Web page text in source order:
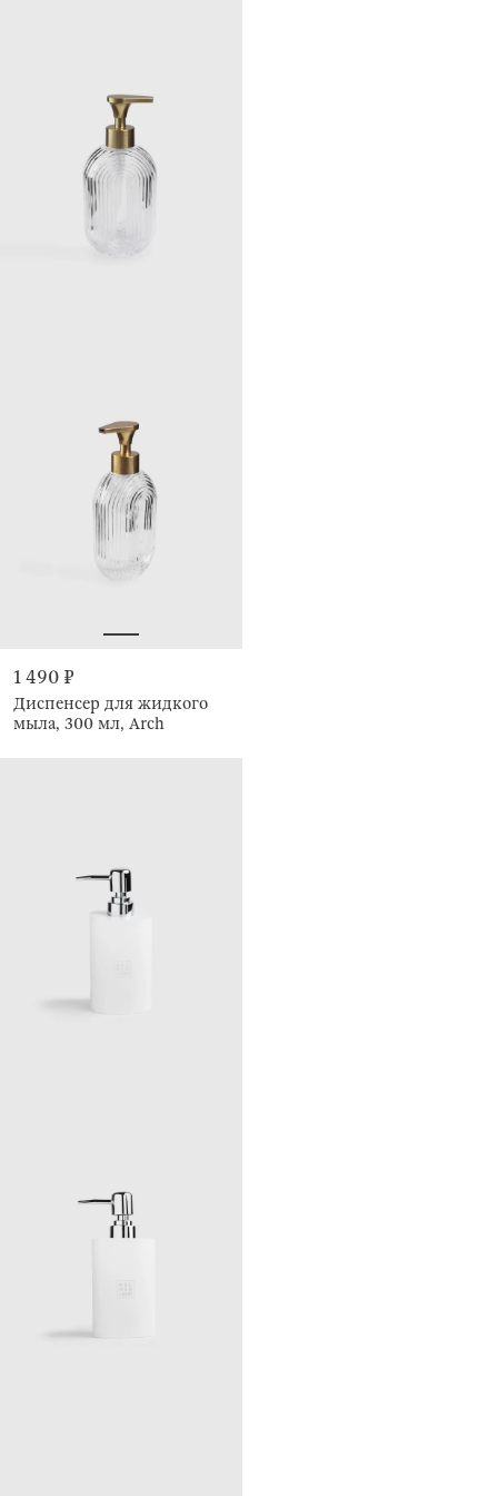
1 490 ₽
Диспенсер для жидкого
мыла, 300 мл, Arch